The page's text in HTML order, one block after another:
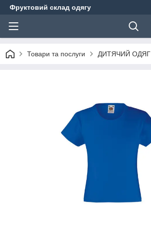
Фруктовий склад одягу
Товари та послуги ДИТЯЧИЙ ОДЯГ